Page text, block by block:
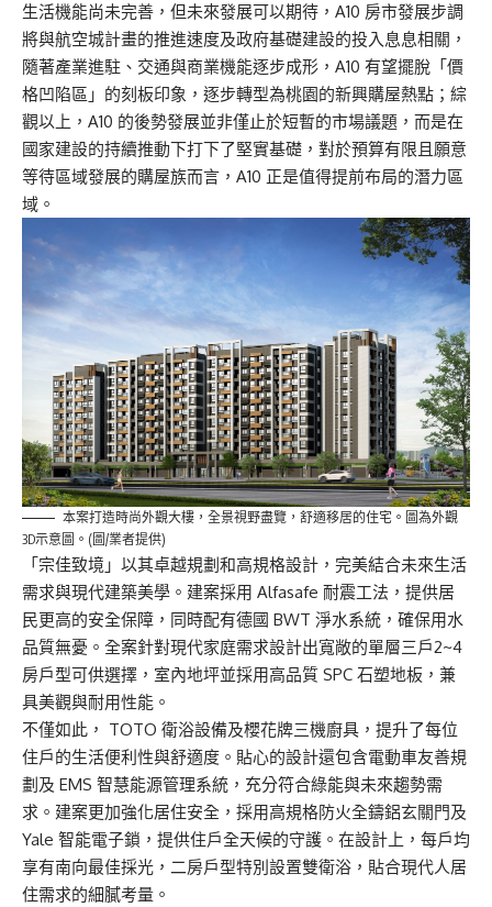
生活機能尚未完善，但未來發展可以期待，A10 房市發展步調
將與航空城計畫的推進速度及政府基礎建設的投入息息相關，
隨著產業進駐、交通與商業機能逐步成形，A10 有望擺脫「價
格凹陷區」的刻板印象，逐步轉型為桃園的新興購屋熱點；綜
觀以上，A10 的後勢發展並非僅止於短暫的市場議題，而是在
國家建設的持續推動下打下了堅實基礎，對於預算有限且願意
等待區域發展的購屋族而言，A10 正是值得提前布局的潛力區
域。
本案打造時尚外觀大樓，全景視野盡覽，舒適移居的住宅。圖為外觀
3D示意圖。(圖/業者提供)
「宗佳致境」以其卓越規劃和高規格設計，完美結合未來生活
需求與現代建築美學。建案採用 Alfasafe 耐震工法，提供居
民更高的安全保障，同時配有德國 BWT 淨水系統，確保用水
品質無憂。全案針對現代家庭需求設計出寬敞的單層三戶2~4
房戶型可供選擇，室內地坪並採用高品質 SPC 石塑地板，兼
具美觀與耐用性能。
不僅如此， TOTO 衛浴設備及櫻花牌三機廚具，提升了每位
住戶的生活便利性與舒適度。貼心的設計還包含電動車友善規
劃及 EMS 智慧能源管理系統，充分符合綠能與未來趨勢需
求。建案更加強化居住安全，採用高規格防火全鑄鋁玄關門及
Yale 智能電子鎖，提供住戶全天候的守護。在設計上，每戶均
享有南向最佳採光，二房戶型特別設置雙衛浴，貼合現代人居
住需求的細膩考量。